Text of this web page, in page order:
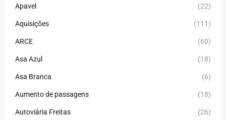
Apavel (22)
Aquisições (111)
ARCE (60)
Asa Azul (18)
Asa Branca (6)
Aumento de passagens (18)
Autoviária Freitas (26)